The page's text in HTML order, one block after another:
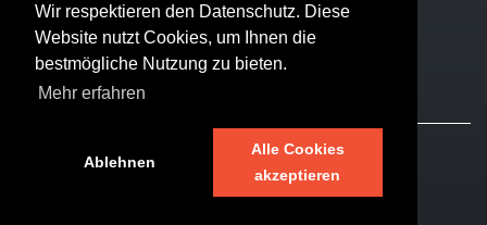
Wir respektieren den Datenschutz. Diese
Website nutzt Cookies, um Ihnen die
bestmögliche Nutzung zu bieten.
Mehr erfahren
Ablehnen
Alle Cookies
akzeptieren
Survival
Rechtliches
Impressum